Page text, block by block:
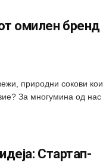
омилен бренд
природни сокови кои
За многумина од нас
Стартап-